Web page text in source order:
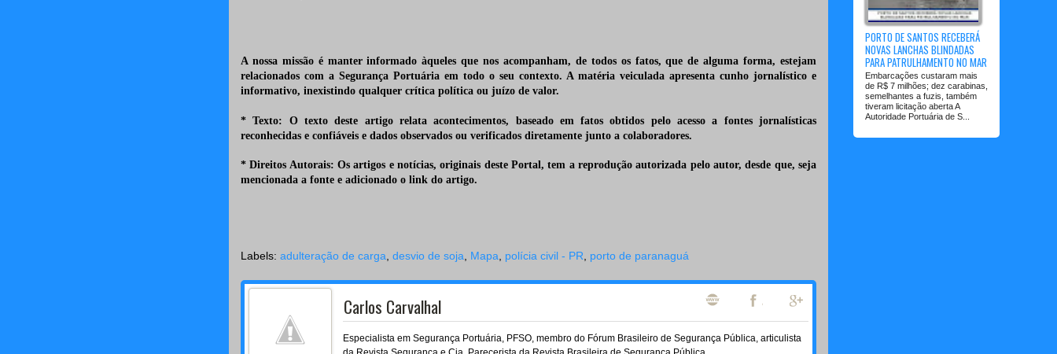
A nossa missão é manter informado àqueles que nos acompanham, de todos os fatos, que de alguma forma, estejam
relacionados com a Segurança Portuária em todo o seu contexto. A matéria veiculada apresenta cunho jornalístico e
informativo, inexistindo qualquer crítica política ou juízo de valor.
* Texto: O texto deste artigo relata acontecimentos, baseado em fatos obtidos pelo acesso a fontes jornalísticas
reconhecidas e confiáveis e dados observados ou verificados diretamente junto a colaboradores.
* Direitos Autorais: Os artigos e notícias, originais deste Portal, tem a reprodução autorizada pelo autor, desde que, seja
mencionada a fonte e adicionado o link do artigo.
Labels: adulteração de carga, desvio de soja, Mapa, polícia civil - PR, porto de paranaguá
Carlos Carvalhal
Especialista em Segurança Portuária, PFSO, membro do Fórum Brasileiro de Segurança Pública, articulista
PORTO DE SANTOS RECEBERÁ
NOVAS LANCHAS BLINDADAS
PARA PATRULHAMENTO NO MAR
Embarcações custaram mais
de R$ 7 milhões; dez carabinas,
semelhantes a fuzis, também
tiveram licitação aberta A
Autoridade Portuária de S...